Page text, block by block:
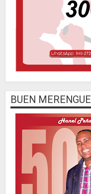
BUEN MERENGUE